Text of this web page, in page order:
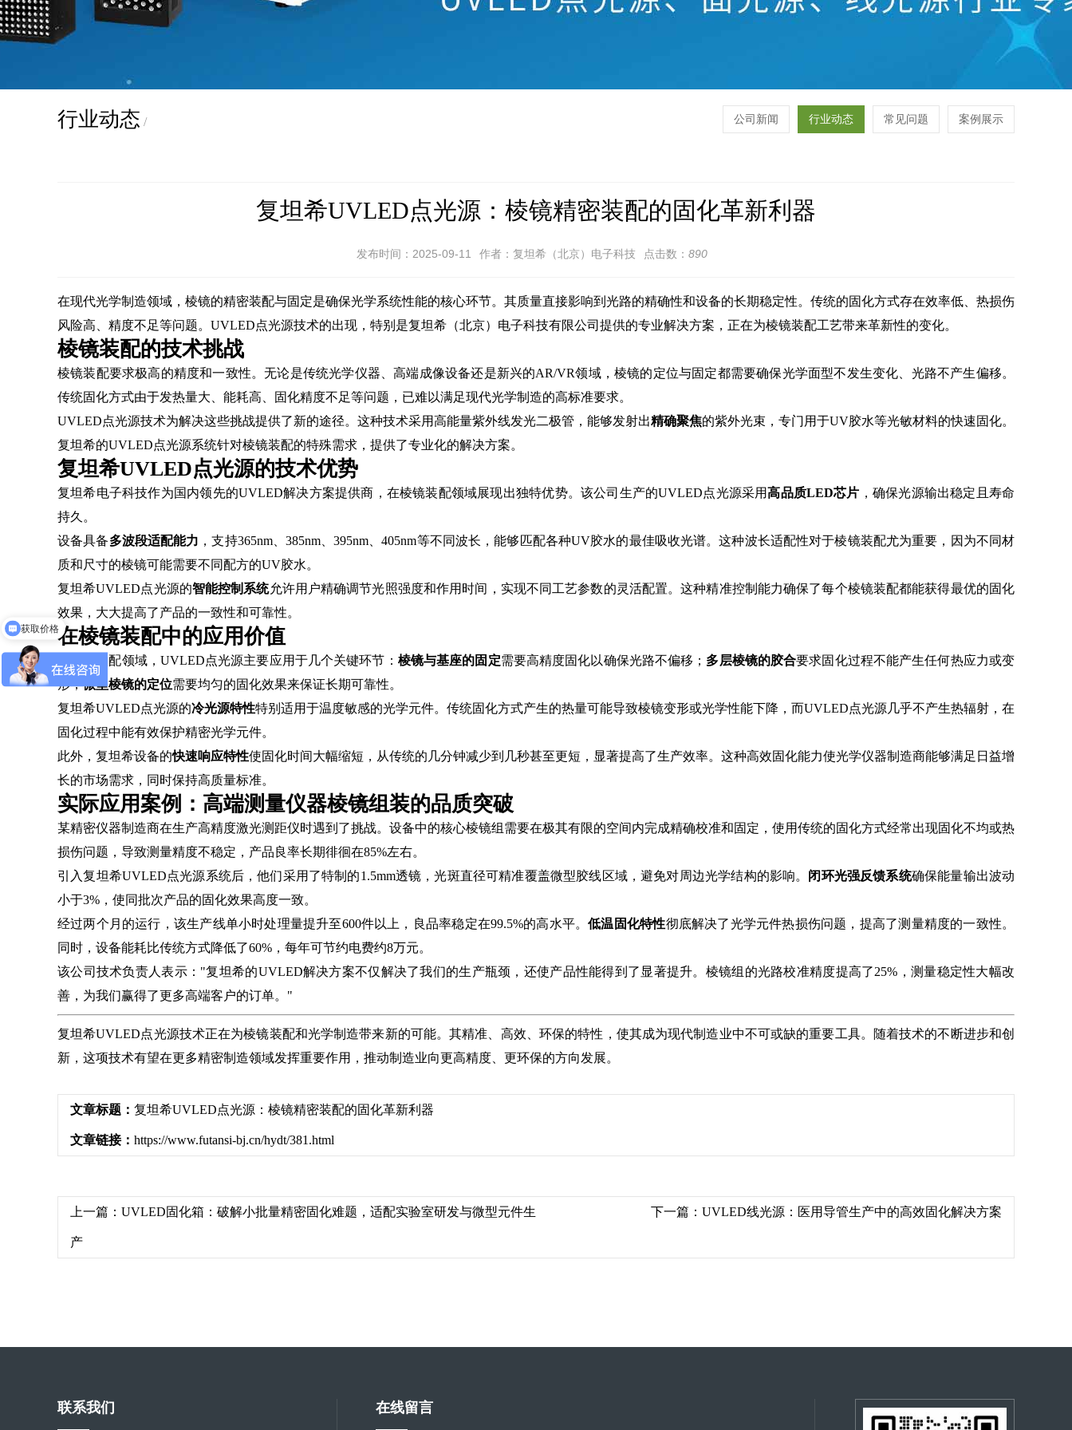
行业动态 / 公司新闻 行业动态 常见问题 案例展示
复坦希UVLED点光源：棱镜精密装配的固化革新利器
发布时间：2025-09-11 作者：复坦希（北京）电子科技 点击数： 890
在现代光学制造领域，棱镜的精密装配与固定是确保光学系统性能的核心环节。其质量直接影响到光路的精确性和设备的长期稳定性。传统的固化方式存在效率低、热损伤
风险高、精度不足等问题。UVLED点光源技术的出现，特别是复坦希（北京）电子科技有限公司提供的专业解决方案，正在为棱镜装配工艺带来革新性的变化。
棱镜装配的技术挑战
棱镜装配要求极高的精度和一致性。无论是传统光学仪器、高端成像设备还是新兴的AR/VR领域，棱镜的定位与固定都需要确保光学面型不发生变化、光路不产生偏移。
传统固化方式由于发热量大、能耗高、固化精度不足等问题，已难以满足现代光学制造的高标准要求。
UVLED点光源技术为解决这些挑战提供了新的途径。这种技术采用高能量紫外线发光二极管，能够发射出精确聚焦的紫外光束，专门用于UV胶水等光敏材料的快速固化。
复坦希的UVLED点光源系统针对棱镜装配的特殊需求，提供了专业化的解决方案。
复坦希UVLED点光源的技术优势
复坦希电子科技作为国内领先的UVLED解决方案提供商，在棱镜装配领域展现出独特优势。该公司生产的UVLED点光源采用高品质LED芯片 ，确保光源输出稳定且寿命
持久。
设备具备多波段适配能力 ，支持365nm、385nm、395nm、405nm等不同波长，能够匹配各种UV胶水的最佳吸收光谱。这种波长适配性对于棱镜装配尤为重要，因为不同材
质和尺寸的棱镜可能需要不同配方的UV胶水。
复坦希UVLED点光源的智能控制系统允许用户精确调节光照强度和作用时间，实现不同工艺参数的灵活配置。这种精准控制能力确保了每个棱镜装配都能获得最优的固化
效果，大大提高了产品的一致性和可靠性。
在棱镜装配中的应用价值
在棱镜装配领域，UVLED点光源主要应用于几个关键环节： 棱镜与基座的固定需要高精度固化以确保光路不偏移； 多层棱镜的胶合要求固化过程不能产生任何热应力或变
形；微型棱镜的定位需要均匀的固化效果来保证长期可靠性。
复坦希UVLED点光源的冷光源特性特别适用于温度敏感的光学元件。传统固化方式产生的热量可能导致棱镜变形或光学性能下降，而UVLED点光源几乎不产生热辐射，在
固化过程中能有效保护精密光学元件。
此外，复坦希设备的快速响应特性使固化时间大幅缩短，从传统的几分钟减少到几秒甚至更短，显著提高了生产效率。这种高效固化能力使光学仪器制造商能够满足日益增
长的市场需求，同时保持高质量标准。
实际应用案例：高端测量仪器棱镜组装的品质突破
某精密仪器制造商在生产高精度激光测距仪时遇到了挑战。设备中的核心棱镜组需要在极其有限的空间内完成精确校准和固定，使用传统的固化方式经常出现固化不均或热
损伤问题，导致测量精度不稳定，产品良率长期徘徊在85%左右。
引入复坦希UVLED点光源系统后，他们采用了特制的1.5mm透镜，光斑直径可精准覆盖微型胶线区域，避免对周边光学结构的影响。 闭环光强反馈系统确保能量输出波动
小于3%，使同批次产品的固化效果高度一致。
经过两个月的运行，该生产线单小时处理量提升至600件以上，良品率稳定在99.5%的高水平。低温固化特性彻底解决了光学元件热损伤问题，提高了测量精度的一致性。
同时，设备能耗比传统方式降低了60%，每年可节约电费约8万元。
该公司技术负责人表示："复坦希的UVLED解决方案不仅解决了我们的生产瓶颈，还使产品性能得到了显著提升。棱镜组的光路校准精度提高了25%，测量稳定性大幅改
善，为我们赢得了更多高端客户的订单。"
复坦希UVLED点光源技术正在为棱镜装配和光学制造带来新的可能。其精准、高效、环保的特性，使其成为现代制造业中不可或缺的重要工具。随着技术的不断进步和创
新，这项技术有望在更多精密制造领域发挥重要作用，推动制造业向更高精度、更环保的方向发展。
文章标题： 复坦希UVLED点光源：棱镜精密装配的固化革新利器
文章链接： https://www.futansi-bj.cn/hydt/381.html
上一篇： UVLED固化箱：破解小批量精密固化难题，适配实验室研发与微型元件生
产
下一篇： UVLED线光源：医用导管生产中的高效固化解决方案
联系我们 在线留言
获取价格